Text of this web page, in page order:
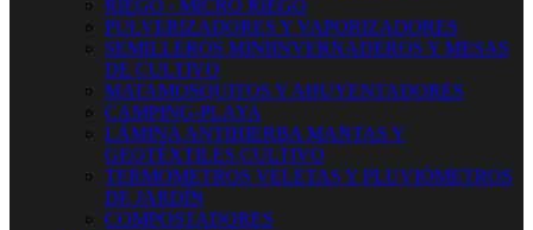
RIEGO - MICRO RIEGO
PULVERIZADORES Y VAPORIZADORES
SEMILLEROS MINIINVERNADEROS Y MESAS
DE CULTIVO
MATAMOSQUITOS Y AHUYENTADORES
CAMPING-PLAYA
LÁMINA ANTIHIERBA MANTAS Y
GEOTÉXTILES CULTIVO
TERMOMETROS VELETAS Y PLUVIÓMETROS
DE JARDÍN
COMPOSTADORES